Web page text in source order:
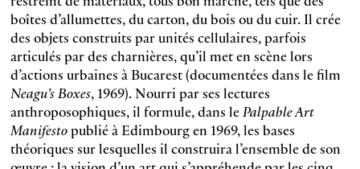
boîtes d’allumettes, du carton, du bois ou du cuir. Il crée
des objets construits par unités cellulaires, parfois
articulés par des charnières, qu’il met en scène lors
d’actions urbaines à Bucarest (documentées dans le film
Neagu’s Boxes, 1969). Nourri par ses lectures
anthroposophiques, il formule, dans lePalpable Art
Manifestopublié à Edimbourg en 1969, les bases
théoriques sur lesquelles il construira l’ensemble de son